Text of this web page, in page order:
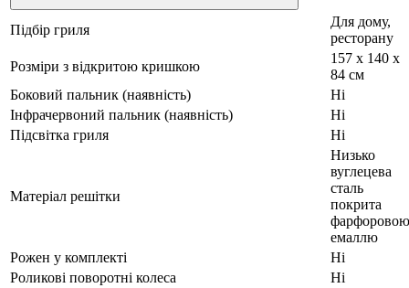
Підбір гриля
Для дому,
ресторану
Розміри з відкритою кришкою
157 x 140 x
84 см
Боковий пальник (наявність)
Ні
Інфрачервоний пальник (наявність)
Ні
Підсвітка гриля
Ні
Матеріал решітки
Низько
вуглецева
сталь
покрита
фарфоровою
емаллю
Рожен у комплекті
Ні
Роликові поворотні колеса
Ні